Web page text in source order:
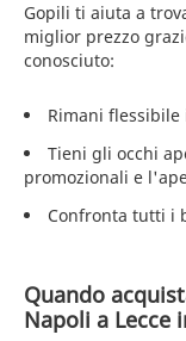
Gopili ti aiuta a
miglior prezzo
conosciuto:
Rimani
Tieni gli occhi
promozionali e
Confronta tutti i
Quando
Napoli a Lecce